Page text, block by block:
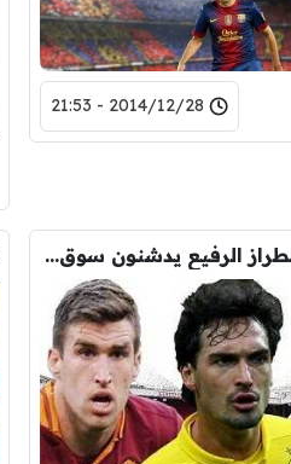
2014/12/28 - 21:53
خمسة نجوم من الطراز الرفيع يدشنون سوق إنتقالات اليونايتد الكبرى!